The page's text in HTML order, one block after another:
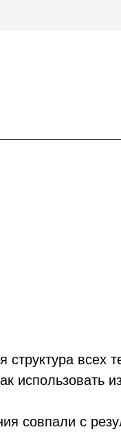
всех
использовать
совпали с